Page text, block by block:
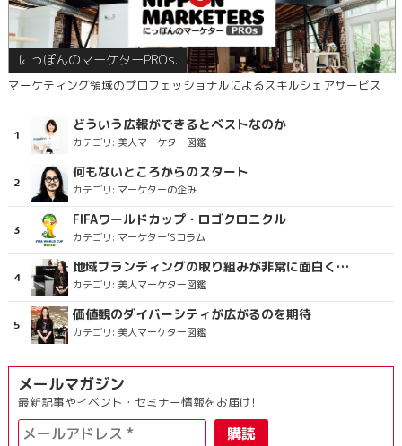
にっぽんのマーケターPROs.
マーケティング領域のプロフェッショナルによるスキルシェアサービス
どういう広報ができるとベストなのか
カテゴリ: 美人マーケター図鑑
何もないところからのスタート
カテゴリ: マーケターの企み
FIFAワールドカップ・ロゴクロニクル
カテゴリ: マーケター’Sコラム
地域ブランディングの取り組みが非常に面白く注目しています
カテゴリ: 美人マーケター図鑑
価値観のダイバーシティが広がるのを期待
カテゴリ: 美人マーケター図鑑
メールマガジン
最新記事やイベント・セミナー情報をお届け!